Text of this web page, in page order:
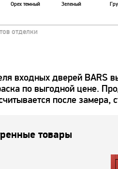
Орех темный Зеленый
отделки
входных дверей BARS
по выгодной цене.
после замера,
товары